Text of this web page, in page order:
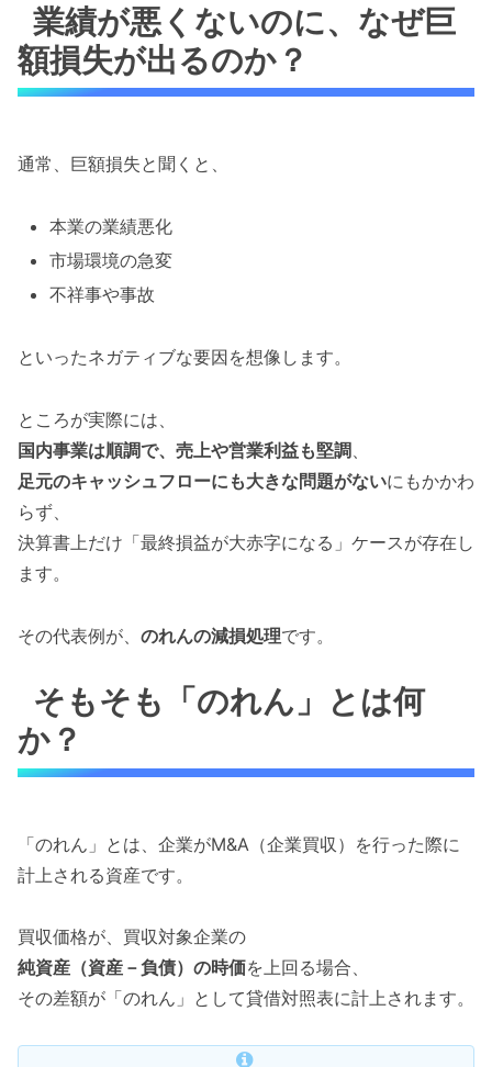
業績が悪くないのに、なぜ巨
額損失が出るのか？
通常、巨額損失と聞くと、
本業の業績悪化
市場環境の急変
不祥事や事故
といったネガティブな要因を想像します。
ところが実際には、
国内事業は順調で、売上や営業利益も堅調
足元のキャッシュフローにも大きな問題がないにもかかわ
らず、
決算書上だけ「最終損益が大赤字になる」ケースが存在し
ます。
その代表例が、 のれんの減損処理です。
そもそも「のれん」とは何
か？
「のれん」とは、企業がM&A（企業買収）を行った際に
計上される資産です。
買収価格が、買収対象企業の
純資産（資産－負債）の時価を上回る場合、
その差額が「のれん」として貸借対照表に計上されます。